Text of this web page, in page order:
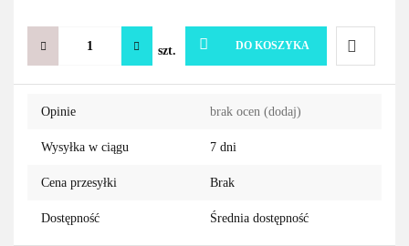
szt. DO KOSZYKA
Do
Opinie brak ocen (dodaj)
Wysyłka w ciągu 7 dni
Cena przesyłki Brak
Dostępność Średnia dostępność